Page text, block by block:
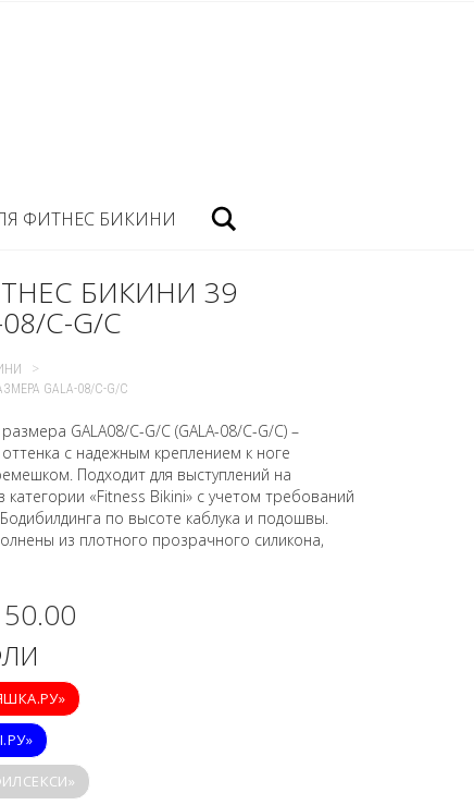
ФИТНЕС БИКИНИ
БИКИНИ 39
C-G/C
>
GALA-08/C-G/C
GALA08/C-G/C (GALA-08/C-G/C) –
с надежным креплением к ноге
Подходит для выступлений на
категории «Fitness Bikini» с учетом требований
по высоте каблука и подошвы.
из плотного прозрачного силикона,